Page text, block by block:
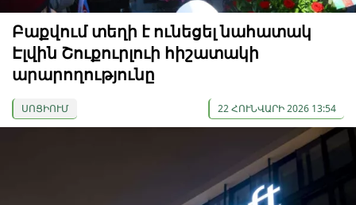
Բաքվում տեղի է ունեցել նահատակ
Էլվին Շուքուրլուի հիշատակի
արարողությունը
ՍՈՑԻՈՒՄ 22 ՀՈՒՆՎԱՐԻ 2026 13:54